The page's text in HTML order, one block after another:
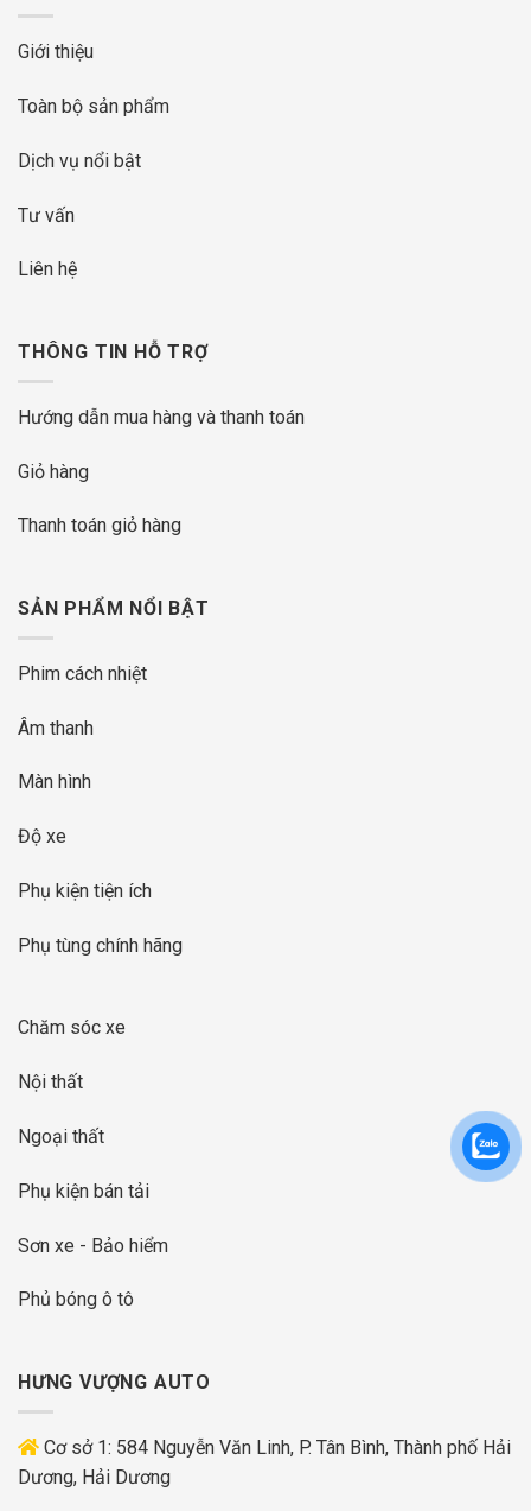
Giới thiệu
Toàn bộ sản phẩm
Dịch vụ nổi bật
Tư vấn
Liên hệ
THÔNG TIN HỖ TRỢ
Hướng dẫn mua hàng và thanh toán
Giỏ hàng
Thanh toán giỏ hàng
SẢN PHẨM NỔI BẬT
Phim cách nhiệt
Âm thanh
Màn hình
Độ xe
Phụ kiện tiện ích
Phụ tùng chính hãng
Chăm sóc xe
Nội thất
Ngoại thất
Phụ kiện bán tải
Sơn xe - Bảo hiểm
Phủ bóng ô tô
HƯNG VƯỢNG AUTO
Cơ sở 1: 584 Nguyễn Văn Linh, P. Tân Bình, Thành phố Hải
Dương, Hải Dương